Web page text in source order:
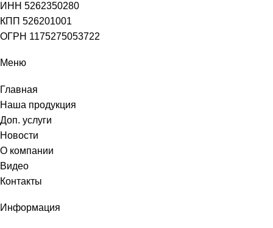
ИНН 5262350280
КПП 526201001
ОГРН 1175275053722
Меню
Главная
Наша продукция
Доп. услуги
Новости
О компании
Видео
Контакты
Информация